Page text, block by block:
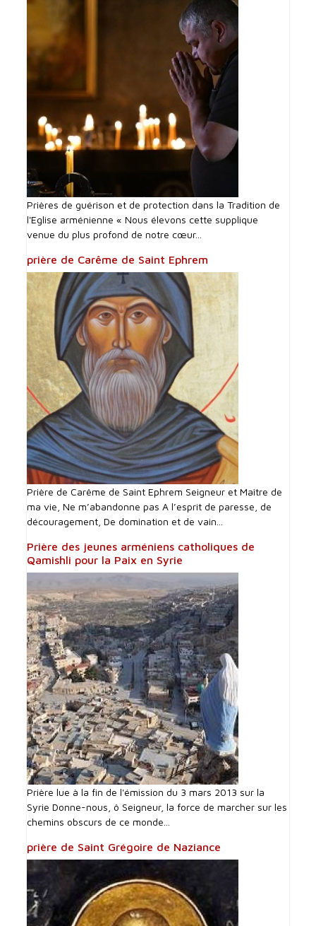
Prières de guérison et de protection dans la Tradition de
l'Eglise arménienne « Nous élevons cette supplique
venue du plus profond de notre cœur...
prière de Carême de Saint Ephrem
Prière de Carême de Saint Ephrem Seigneur et Maître de
ma vie, Ne m’abandonne pas A l’esprit de paresse, de
découragement, De domination et de vain...
Prière des jeunes arméniens catholiques de
Qamishli pour la Paix en Syrie
Prière lue à la fin de l'émission du 3 mars 2013 sur la
Syrie Donne-nous, ô Seigneur, la force de marcher sur les
chemins obscurs de ce monde...
prière de Saint Grégoire de Naziance